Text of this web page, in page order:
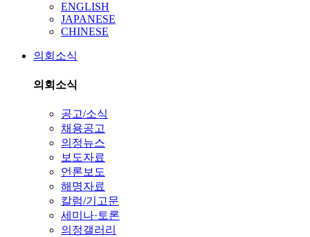
ENGLISH
JAPANESE
CHINESE
의회소식
의회소식
공고/소식
채용공고
의정뉴스
보도자료
언론보도
해명자료
칼럼/기고문
세미나·토론
의정갤러리